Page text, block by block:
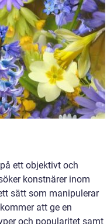
ett objektivt och
konstnärer inom
sätt som manipulerar
att ge en
och popularitet samt